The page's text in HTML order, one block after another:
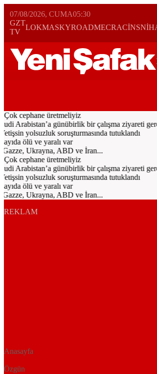
07/08/2026, CUMA05:30
GZT
TV
LOKMASKYROADMECRACİNS
cephane üretmeliyiz
Arabistan’a günübirlik bir çalışma ziyareti
yolsuzluk soruşturmasında tutuklandı
ölü ve yaralı var
Ukrayna, ABD ve İran...
cephane üretmeliyiz
Arabistan’a günübirlik bir çalışma ziyareti
yolsuzluk soruşturmasında tutuklandı
ölü ve yaralı var
Ukrayna, ABD ve İran...
REKLAM
Anasayfa
Özgün